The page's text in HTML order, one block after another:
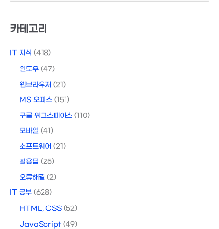
상
카테고리
IT 지식 (418)
윈도우 (47)
웹브라우저 (21)
MS 오피스 (151)
구글 워크스페이스 (110)
모바일 (41)
소프트웨어 (21)
활용팁 (25)
오류해결 (2)
IT 공부 (628)
HTML, CSS (52)
JavaScript (49)